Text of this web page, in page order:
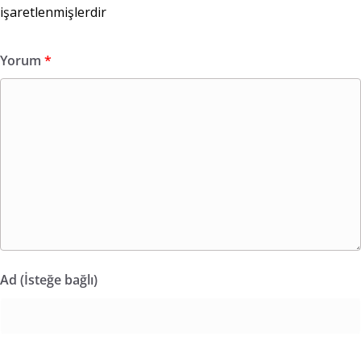
işaretlenmişlerdir
Yorum *
Ad (İsteğe bağlı)